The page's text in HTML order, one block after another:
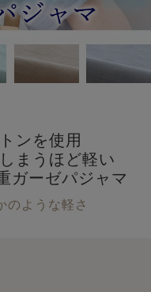
ンを使用
まうほど軽い
ガーゼパジャマ
のような軽さ